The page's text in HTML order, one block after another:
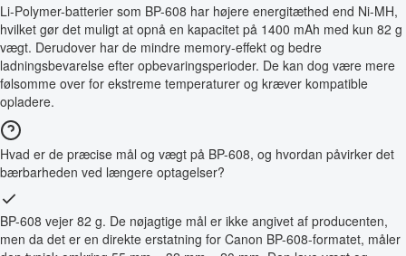
Li-Polymer-batterier som BP-608 har højere energitæthed end Ni-MH,
hvilket gør det muligt at opnå en kapacitet på 1400 mAh med kun 82 g
vægt. Derudover har de mindre memory-effekt og bedre
ladningsbevarelse efter opbevaringsperioder. De kan dog være mere
følsomme over for ekstreme temperaturer og kræver kompatible
opladere.
Hvad er de præcise mål og vægt på BP-608, og hvordan påvirker det
bærbarheden ved længere optagelser?
BP-608 vejer 82 g. De nøjagtige mål er ikke angivet af producenten,
men da det er en direkte erstatning for Canon BP-608-formatet, måler